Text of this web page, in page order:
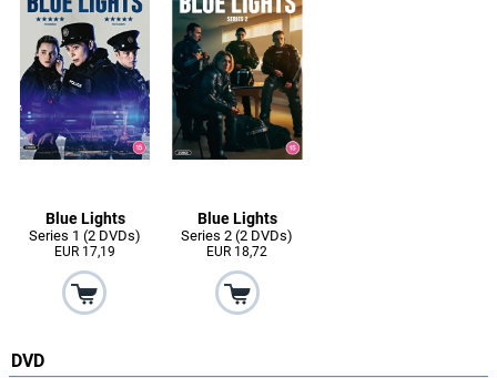
Blue Lights
Series 1 (2 DVDs)
EUR 17,19
Blue Lights
Series 2 (2 DVDs)
EUR 18,72
DVD